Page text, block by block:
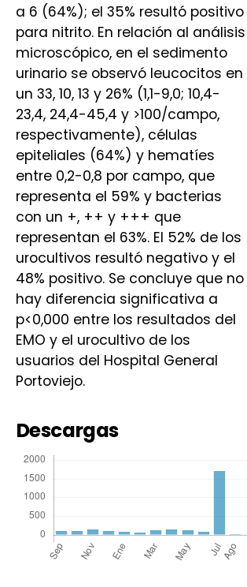
a 6 (64%); el 35% resultó positivo
para nitrito. En relación al análisis
microscópico, en el sedimento
urinario se observó leucocitos en
un 33, 10, 13 y 26% (1,1-9,0; 10,4-
23,4, 24,4-45,4 y >100/campo,
respectivamente), células
epiteliales (64%) y hematíes
entre 0,2-0,8 por campo, que
representa el 59% y bacterias
con un +, ++ y +++ que
representan el 63%. El 52% de los
urocultivos resultó negativo y el
48% positivo. Se concluye que no
hay diferencia significativa a
p<0,000 entre los resultados del
EMO y el urocultivo de los
usuarios del Hospital General
Portoviejo.
Descargas